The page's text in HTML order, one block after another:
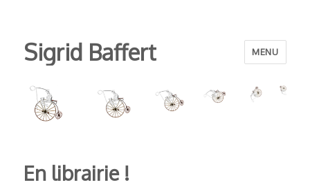
Sigrid Baffert MENU
En librairie !